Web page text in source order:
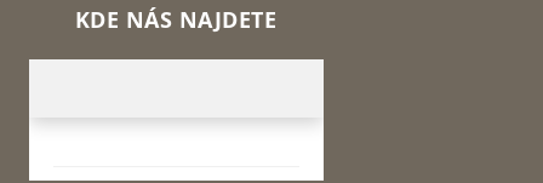
KDE NÁS NAJDETE